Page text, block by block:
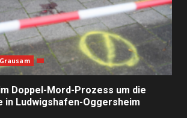
Grausam
Doppel-Mord-Prozess um die
in Ludwigshafen-Oggersheim